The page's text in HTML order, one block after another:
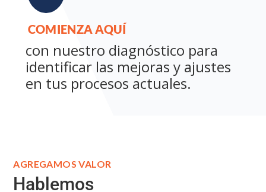
COMIENZA AQUÍ
con nuestro diagnóstico para
identificar las mejoras y ajustes
en tus procesos actuales.
AGREGAMOS VALOR
Hablemos